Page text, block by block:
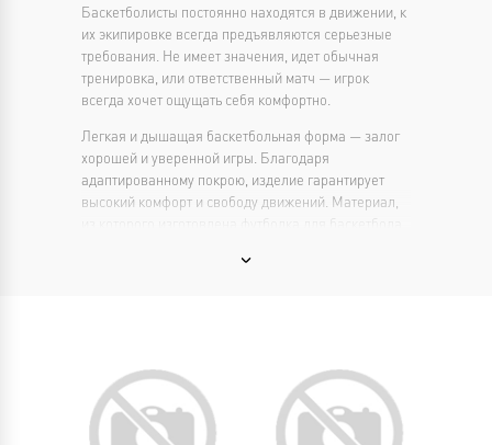
Баскетболисты постоянно находятся в движении, к
их экипировке всегда предъявляются серьезные
требования. Не имеет значения, идет обычная
тренировка, или ответственный матч — игрок
всегда хочет ощущать себя комфортно.
Легкая и дышащая баскетбольная форма — залог
хорошей и уверенной игры. Благодаря
адаптированному покрою, изделие гарантирует
высокий комфорт и свободу движений. Материал,
и позволяет коже свободно дышать.
что обеспечивает беспрепятственный
воздухообмен.
Ключевыми критериями, на которые обращают